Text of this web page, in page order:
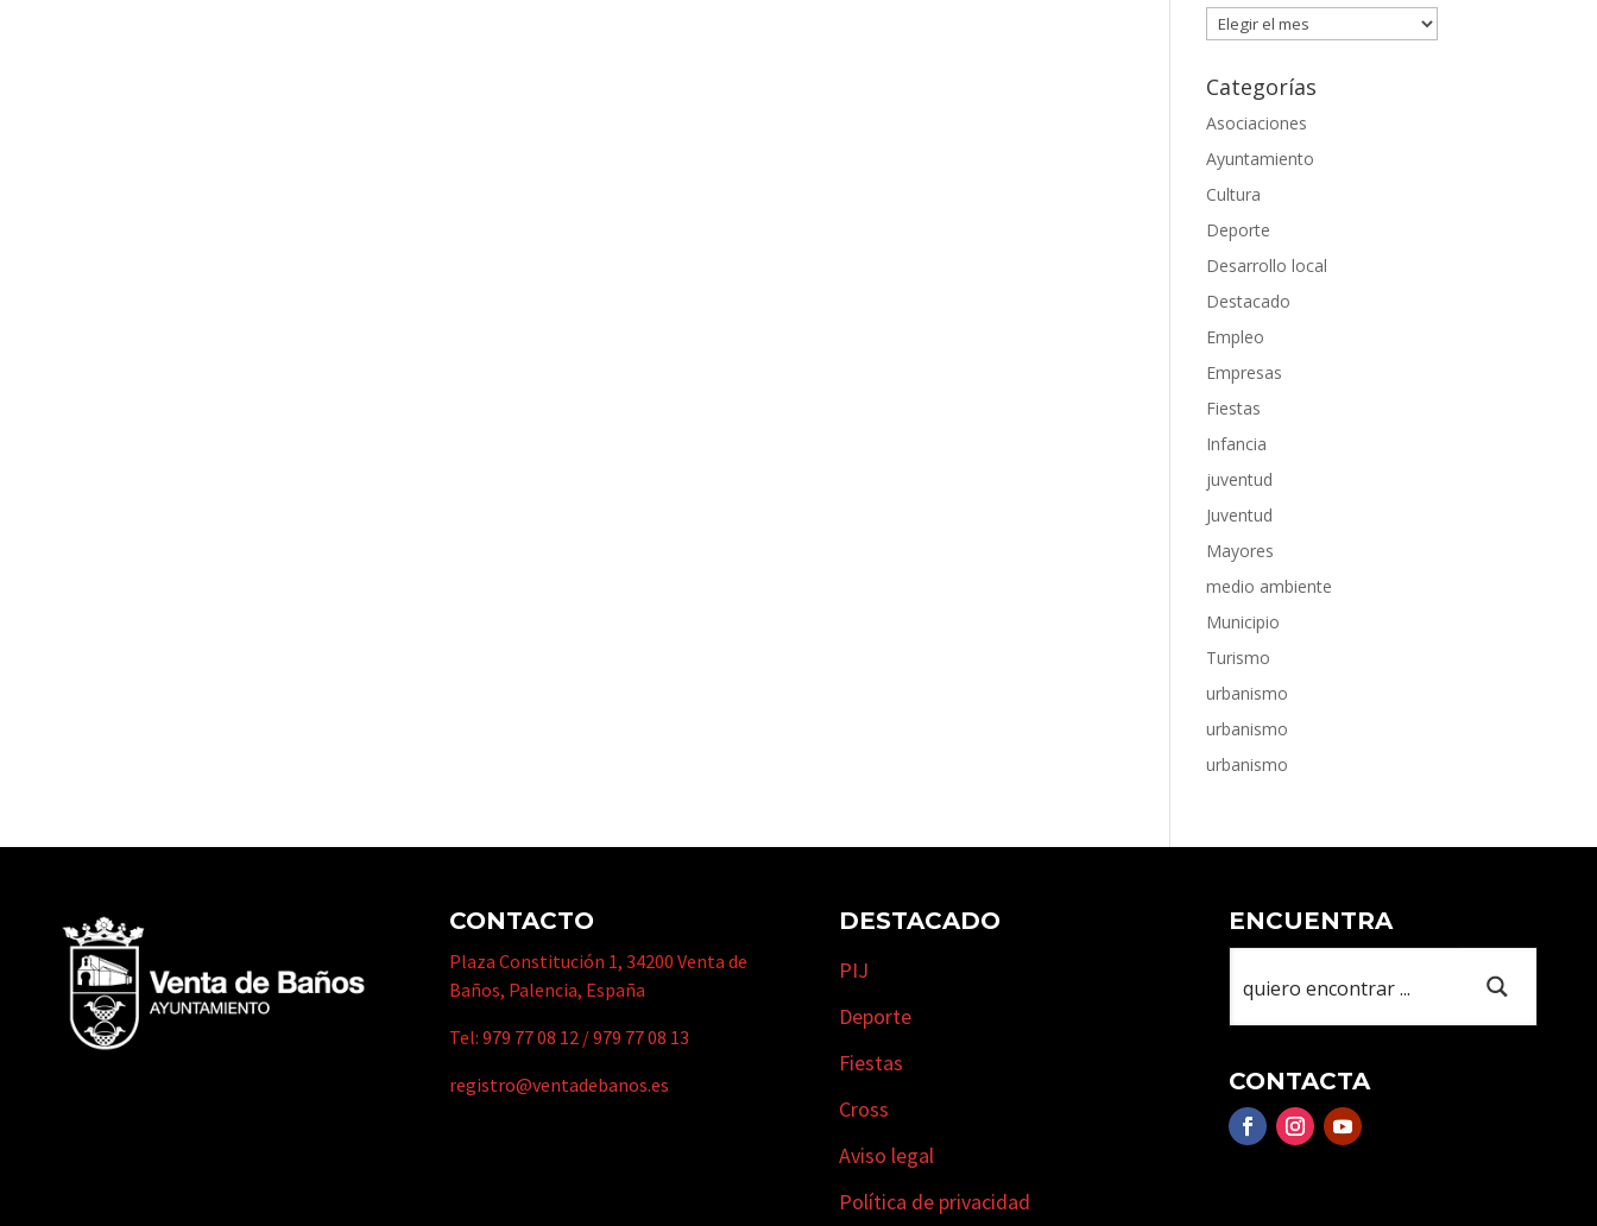
Archivos
Categorías
Asociaciones
Ayuntamiento
Cultura
Deporte
Desarrollo local
Destacado
Empleo
Empresas
Fiestas
Infancia
juventud
Juventud
Mayores
medio ambiente
Municipio
Turismo
urbanismo
urbanismo
urbanismo
CONTACTO
Plaza Constitución 1, 34200 Venta de
Baños, Palencia, España
Tel:979 77 08 12 /979 77 08 13
registro@ventadebanos.es
DESTACADO
PIJ
Deporte
Fiestas
Cross
Aviso legal
Política de privacidad
ENCUENTRA
CONTACTA